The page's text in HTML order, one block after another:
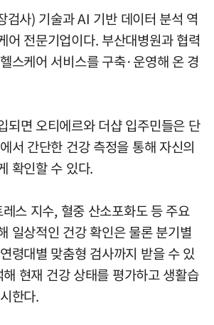
검사) 기술과 AI 기반 데이터 분석 역
어 전문기업이다. 부산대병원과 협력
스케어 서비스를 구축·운영해 온 경
되면 오티에르와 더샵 입주민들은 단
서 간단한 건강 측정을 통해 자신의
확인할 수 있다.
스 지수, 혈중 산소포화도 등 주요
일상적인 건강 확인은 물론 분기별
령대별 맞춤형 검사까지 받을 수 있
현재 건강 상태를 평가하고 생활습
한다.